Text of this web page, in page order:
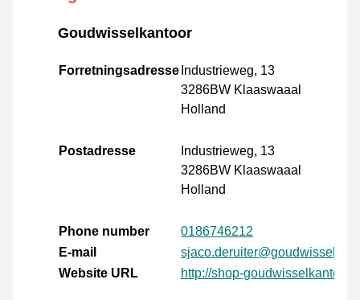
Goudwisselkantoor
Forretningsadresse Industrieweg, 13
3286BW Klaaswaaal
Holland
Postadresse
Industrieweg, 13
3286BW Klaaswaaal
Holland
Phone number
0186746212
E-mail
Website URL
http://shop-